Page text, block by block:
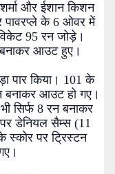
और ईशान किशन
पावरप्ले के 6 ओवर में
95 रन जोड़े।
बनाकर आउट हुए।
पार किया। 101 के
बनाकर आउट हो गए।
सिर्फ 8 रन बनाकर
डेनियल सैम्स (11
पर ट्रिस्टन